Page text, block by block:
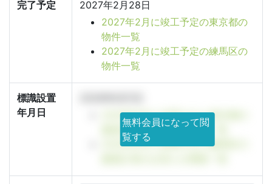
完了予定
2027年2月28日
2027年2月に竣工予定の東京都の
物件一覧
2027年2月に竣工予定の練馬区の
物件一覧
標識設置
年月日
2026年6月に設置された東京都の
建築計画のお知らせ看板一覧
2026年6月に設置された練馬区の
無料会員になって閲
覧する